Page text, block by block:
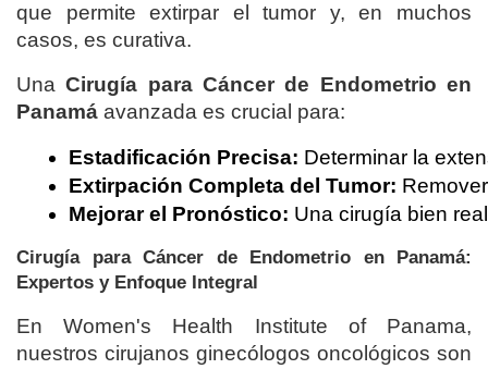
que permite extirpar el tumor y, en muchos
casos, es curativa.
UnaCirugía para Cáncer de Endometrio en
Panamá avanzada es crucial para:
Estadificación Precisa: Determinar la
Extirpación Completa del Tumor:
Mejorar el Pronóstico: Una cirugía bien
Cirugía para Cáncer de Endometrio en Panamá:
Expertos y Enfoque Integral
En Women's Health Institute of Panama,
nuestros cirujanos ginecólogos oncológicos son